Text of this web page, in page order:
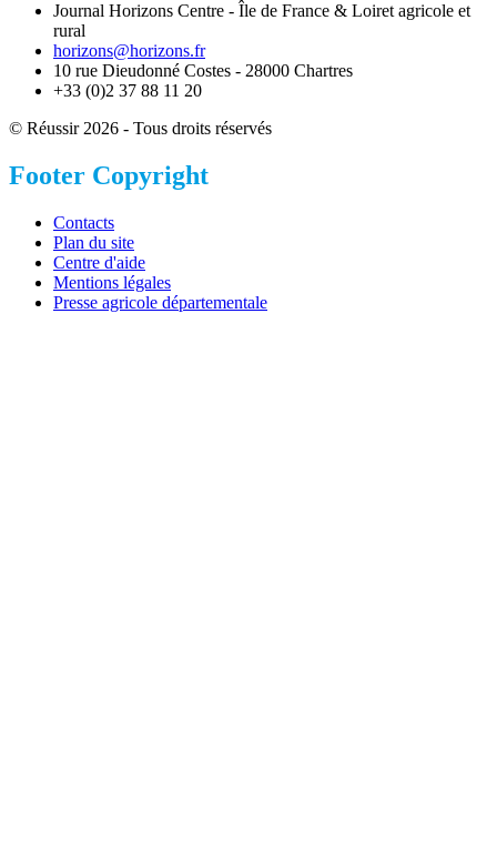
Journal Horizons Centre - Île de France & Loiret agricole et
rural
horizons@horizons.fr
10 rue Dieudonné Costes - 28000 Chartres
+33 (0)2 37 88 11 20
© Réussir 2026 - Tous droits réservés
Footer Copyright
Contacts
Plan du site
Centre d'aide
Mentions légales
Presse agricole départementale